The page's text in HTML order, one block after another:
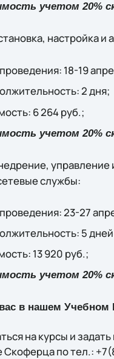
учетом 20%
настройка
18-19
2 дня;
6 264 руб.;
учетом 20%
службы:
23-27
5
13 920 руб.;
учетом 20%
в нашем Учебном
на курсы и
Скоферца по тел.: